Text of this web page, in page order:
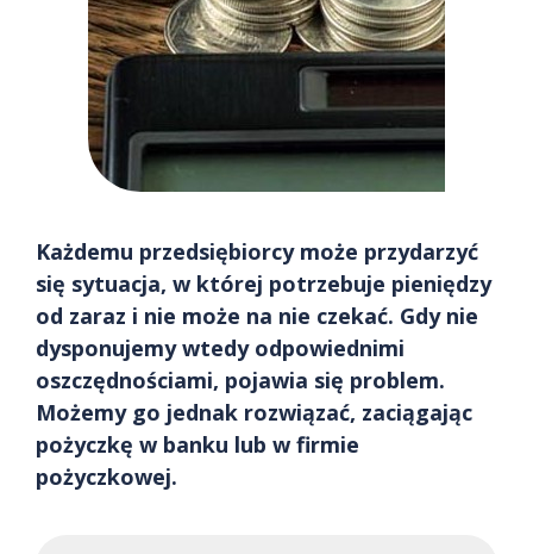
Każdemu przedsiębiorcy może przydarzyć
się sytuacja, w której potrzebuje pieniędzy
od zaraz i nie może na nie czekać. Gdy nie
dysponujemy wtedy odpowiednimi
oszczędnościami, pojawia się problem.
Możemy go jednak rozwiązać, zaciągając
pożyczkę w banku lub w firmie
pożyczkowej.